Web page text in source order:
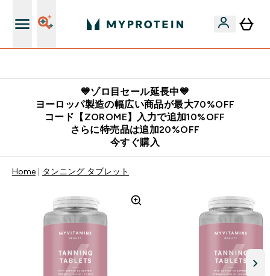
💙ゾロ目セール延長中💙
ヨーロッパ製造の幅広い商品が最大70%OFF
コード【ZOROME】入力で追加10%OFF
さらに特売品は追加20%OFF
今すぐ購入
Home タンニング タブレット